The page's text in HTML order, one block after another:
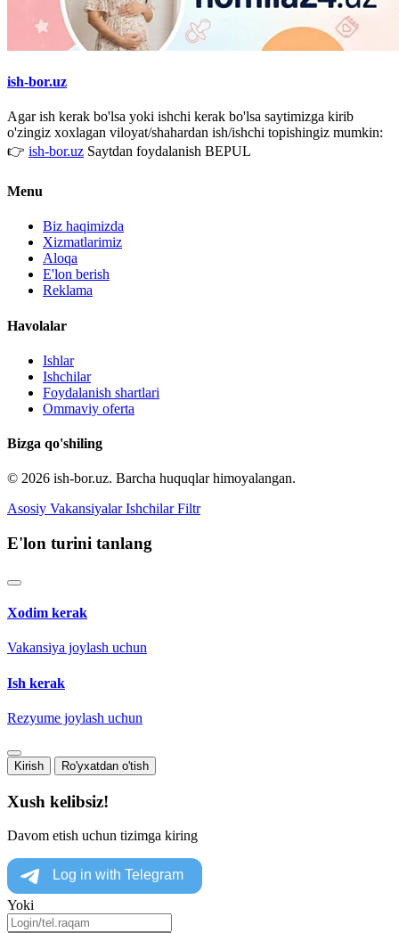
ish-bor.uz
Agar ish kerak bo'lsa yoki ishchi kerak bo'lsa saytimizga kirib
o'zingiz xoxlagan viloyat/shahardan ish/ishchi topishingiz mumkin:
👉 ish-bor.uz Saytdan foydalanish BEPUL
Menu
Biz haqimizda
Xizmatlarimiz
Aloqa
E'lon berish
Reklama
Havolalar
Ishlar
Ishchilar
Foydalanish shartlari
Ommaviy oferta
Bizga qo'shiling
© 2026 ish-bor.uz. Barcha huquqlar himoyalangan.
Asosiy Vakansiyalar Ishchilar Filtr
E'lon turini tanlang
Xodim kerak
Vakansiya joylash uchun
Ish kerak
Rezyume joylash uchun
Kirish Ro'yxatdan o'tish
Xush kelibsiz!
Davom etish uchun tizimga kiring
Yoki